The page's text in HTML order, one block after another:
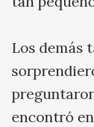
Los demás
encontró